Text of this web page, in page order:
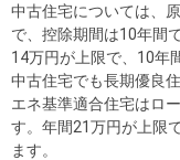
中古住宅については、
で、控除期間は10年間
14万円が上限で、10年
中古住宅でも長期優良
エネ基準適合住宅はロ
す。年間21万円が上限
ます。